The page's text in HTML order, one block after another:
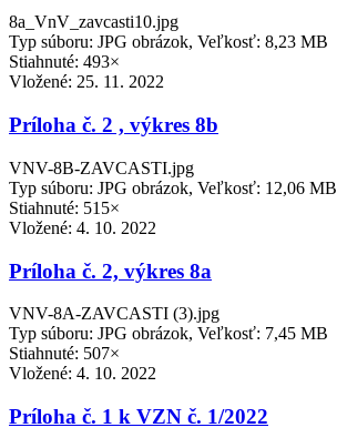
8a_VnV_zavcasti10.jpg
Typ súboru: JPG obrázok, Veľkosť: 8,23 MB
Stiahnuté: 493×
Vložené: 25. 11. 2022
Príloha č. 2 , výkres 8b
VNV-8B-ZAVCASTI.jpg
Typ súboru: JPG obrázok, Veľkosť: 12,06 MB
Stiahnuté: 515×
Vložené: 4. 10. 2022
Príloha č. 2, výkres 8a
VNV-8A-ZAVCASTI (3).jpg
Typ súboru: JPG obrázok, Veľkosť: 7,45 MB
Stiahnuté: 507×
Vložené: 4. 10. 2022
Príloha č. 1 k VZN č. 1/2022